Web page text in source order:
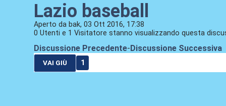
Lazio baseball
Aperto da bak, 03 Ott 2016, 17:38
0 Utenti e 1 Visitatore stanno visualizzando questa
Discussione Precedente- Discussione Successiva
VAI GIÙ 1